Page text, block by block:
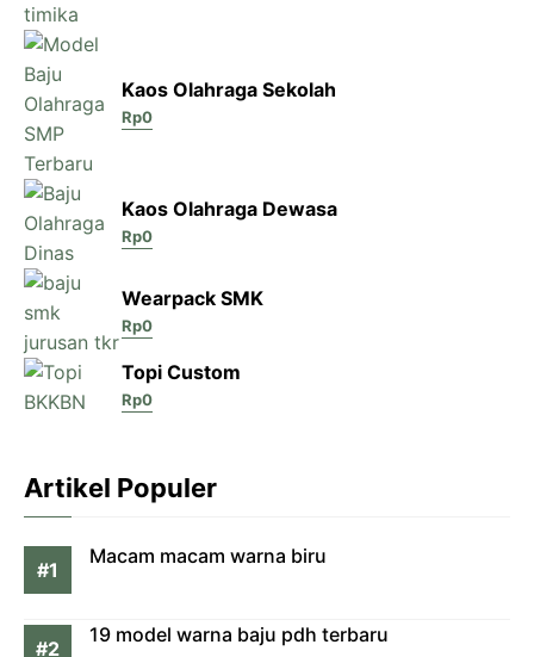
Kaos Olahraga Sekolah
Rp0
Kaos Olahraga Dewasa
Rp0
Wearpack SMK
Rp0
Topi Custom
Rp0
Artikel Populer
Macam macam warna biru
19 model warna baju pdh terbaru